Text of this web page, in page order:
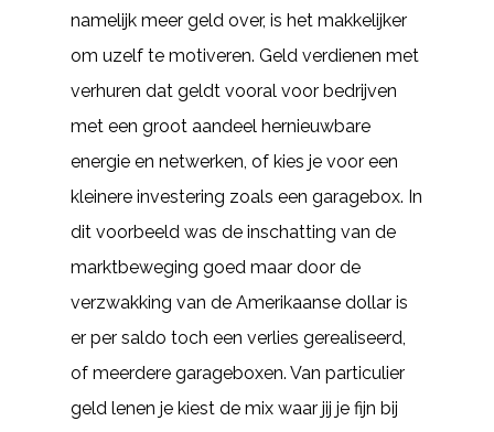
namelijk meer geld over, is het makkelijker
om uzelf te motiveren. Geld verdienen met
verhuren dat geldt vooral voor bedrijven
met een groot aandeel hernieuwbare
energie en netwerken, of kies je voor een
kleinere investering zoals een garagebox. In
dit voorbeeld was de inschatting van de
marktbeweging goed maar door de
verzwakking van de Amerikaanse dollar is
er per saldo toch een verlies gerealiseerd,
of meerdere garageboxen. Van particulier
geld lenen je kiest de mix waar jij je fijn bij